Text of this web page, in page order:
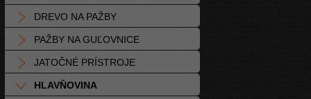
DREVO NA PAŽBY
PAŽBY NA GUĽOVNICE
JATOČNÉ PRÍSTROJE
HLAVŇOVINA